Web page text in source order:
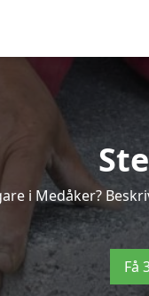
i Medåker?
Få